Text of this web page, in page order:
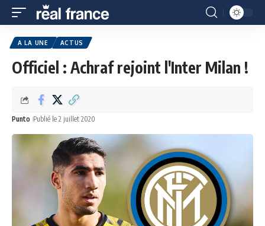
A LA UNE ACTUS
Officiel : Achraf rejoint l'Inter Milan !
Punto Publié le 2 juillet 2020